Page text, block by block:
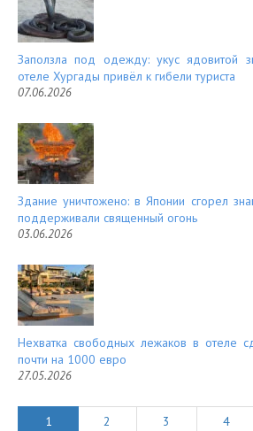
Заползла под одежду: укус
отеле Хургады привёл к гибели туриста
07.06.2026
Здание уничтожено: в Японии сгорел
поддерживали священный огонь
03.06.2026
Нехватка свободных лежаков в отеле
почти на 1000 евро
27.05.2026
1 2 3 4